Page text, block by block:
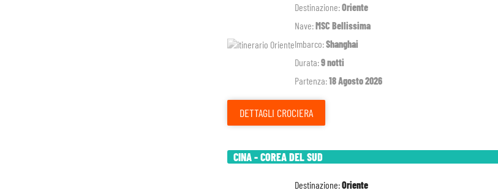
Destinazione:Oriente
Nave:MSC Bellissima
Imbarco:Shanghai
Durata:9 notti
Partenza:18 Agosto 2026
DETTAGLI CROCIERA
CINA - COREA DEL SUD
Destinazione:Oriente